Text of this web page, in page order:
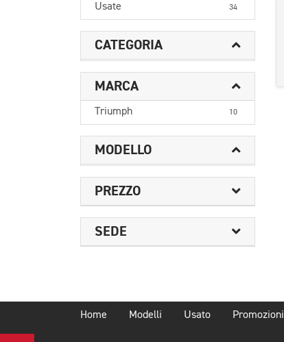
Usate 34
CATEGORIA
MARCA
Triumph 10
MODELLO
PREZZO
SEDE
Home Modelli Usato Promozioni